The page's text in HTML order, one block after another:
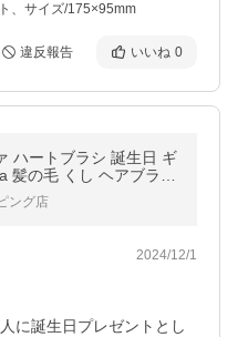
、サイズ/175×95mm
違反報告 いいね 0
ハートブラシ 誕生日 ギ
髪の毛 くし ヘアブラシ
い プレゼント 母の日
ング店
2024/12/1
に誕生日プレゼントとし